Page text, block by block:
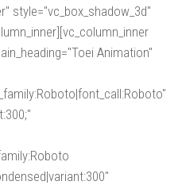
style="vc_box_shadow_3d"
Animation"